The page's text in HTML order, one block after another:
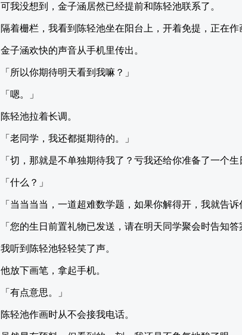
可我没想到，金子涵居然已经提前和陈轻池联系了。
隔着栅栏，我看到陈轻池坐在阳台上，开着免提，正在作
金子涵欢快的声音从手机里传出。
「所以你期待明天看到我嘛？」
「嗯。」
陈轻池拉着长调。
「老同学，我还都挺期待的。」
「切，那就是不单独期待我了？亏我还给你准备了一个
「什么？」
「当当当当，一道超难数学题，如果你解得开，我就告诉
「您的生日前置礼物已发送，请在明天同学聚会时告知答
我听到陈轻池轻轻笑了声。
他放下画笔，拿起手机。
「有点意思。」
陈轻池作画时从不会接我电话。